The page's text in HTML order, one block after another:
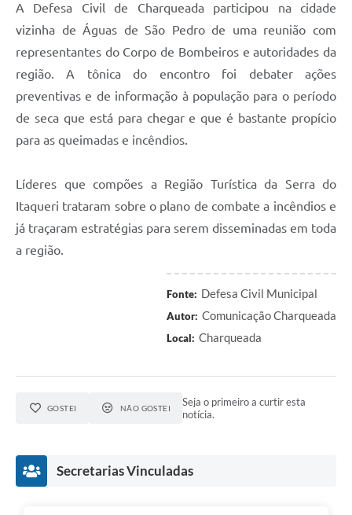
A Defesa Civil de Charqueada participou na cidade
vizinha de Águas de São Pedro de uma reunião com
representantes do Corpo de Bombeiros e autoridades da
região. A tônica do encontro foi debater ações
preventivas e de informação à população para o período
de seca que está para chegar e que é bastante propício
para as queimadas e incêndios.
Líderes que compões a Região Turística da Serra do
Itaqueri trataram sobre o plano de combate a incêndios e
já traçaram estratégias para serem disseminadas em toda
a região.
Fonte: Defesa Civil Municipal
Autor: Comunicação Charqueada
Local: Charqueada
GOSTEI NÃO GOSTEI
Seja o primeiro a curtir esta
notícia.
Secretarias Vinculadas